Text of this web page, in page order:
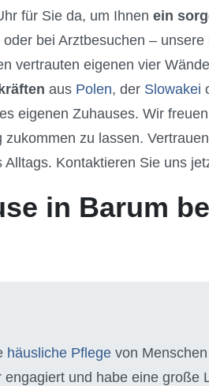
für Sie da, um Ihnen ein
bei Arztbesuchen –
vertrauten eigenen vier
aus Polen, der Slowakei
eigenen Zuhauses. Wir
zu lassen.
Kontaktieren Sie uns
in Barum
häusliche Pflege von
und habe eine große